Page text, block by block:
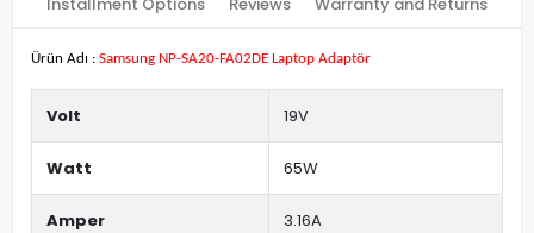
Ürün Adı : Samsung NP-SA20-FA02DE Laptop Adaptör
Volt 19V
Watt 65W
Amper 3.16A